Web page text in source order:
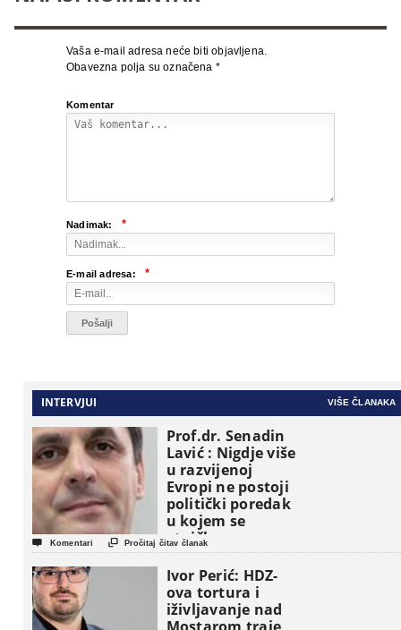
Vaša e-mail adresa neće biti objavljena.
Obavezna polja su označena *
Komentar
Nadimak: *
E-mail adresa: *
INTERVJUI VIŠE ČLANAKA
Prof.dr. Senadin
Lavić : Nigdje više
u razvijenoj
Evropi ne postoji
politički poredak
u kojem se
etničke grupe
pojavljuju kao
osnovne
političke jedinice
 Komentari  Pročitaj čitav članak
Ivor Perić: HDZ-
ova tortura i
iživljavanje nad